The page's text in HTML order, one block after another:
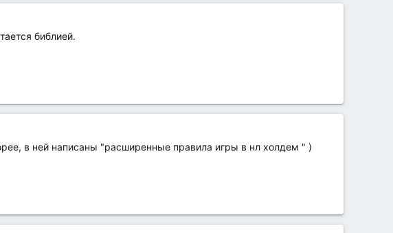
библией.
в ней написаны "расширенные правила игры в нл холдем " )